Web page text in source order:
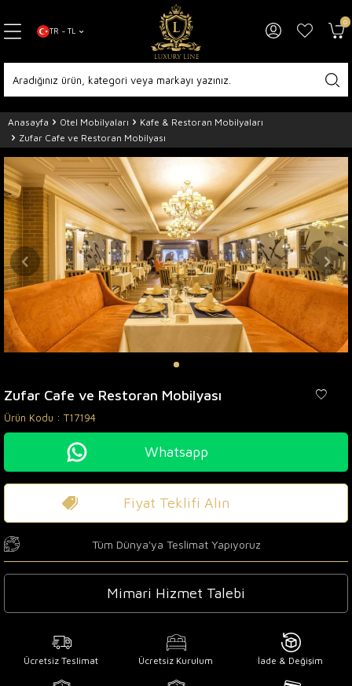
TR − TL
0
Anasayfa Otel Mobilyaları
Kafe & Restoran Mobilyaları
Zufar Cafe ve Restoran Mobilyası
Zufar Cafe ve Restoran Mobilyası
Ürün Kodu : T17194
Whatsapp
Fiyat Teklifi Alın
Tüm Dünya'ya Teslimat Yapıyoruz
Mimari Hizmet Talebi
Ücretsiz Teslimat Ücretsiz Kurulum İade & Değişim